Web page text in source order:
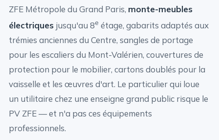
ZFE Métropole du Grand Paris, monte-meubles
électriques jusqu'au 8e étage, gabarits adaptés aux
trémies anciennes du Centre, sangles de portage
pour les escaliers du Mont-Valérien, couvertures de
protection pour le mobilier, cartons doublés pour la
vaisselle et les œuvres d'art. Le particulier qui loue
un utilitaire chez une enseigne grand public risque le
PV ZFE — et n'a pas ces équipements
professionnels.